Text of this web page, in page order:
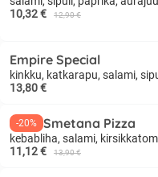
10,32 €
12,90 €
Empire Special
kinkku, katkarapu, salami,
13,80 €
-20% Smetana Pizza
kebabliha, salami,
11,12 €
13,90 €